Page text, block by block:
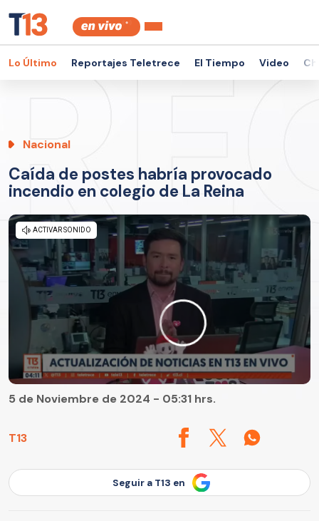
Lo Último Reportajes Teletrece El Tiempo Video
Nacional
Caída de postes habría provocado
incendio en colegio de La Reina
T13
5 de Noviembre de 2024 - 05:31 hrs.
Seguir a T13 en